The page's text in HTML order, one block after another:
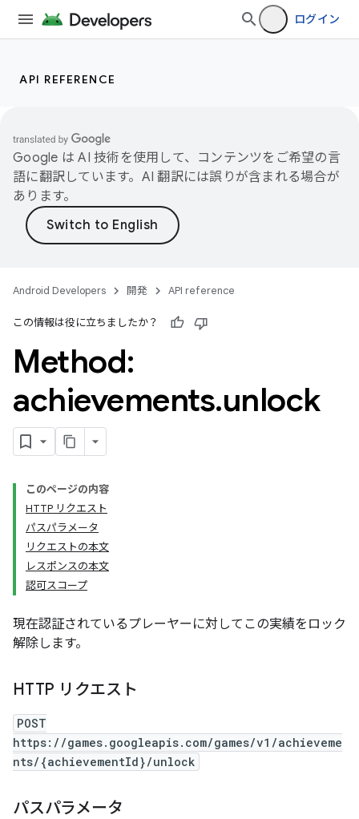
ログイン
API REFERENCE
Google は AI 技術を使用して、コンテンツをご希望の言
語に翻訳しています。AI 翻訳には誤りが含まれる場合が
あります。
Android Developers 開発 API reference
この情報は役に立ちましたか？
Method:
achievements.unlock
このページの内容
HTTP リクエスト
パスパラメータ
リクエストの本文
レスポンスの本文
認可スコープ
現在認証されているプレーヤーに対してこの実績をロック
解除します。
HTTP リクエスト
POST
https://games.googleapis.com/games/v1/achieveme
nts/{achievementId}/unlock
パスパラメータ